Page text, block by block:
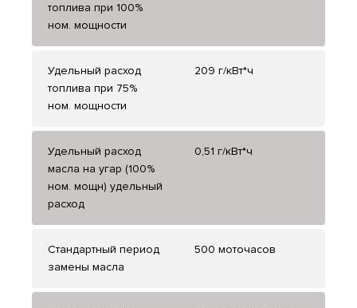
топлива при 100%
ном. мощности
Удельный расход
топлива при 75%
ном. мощности
209 г/кВт*ч
Удельный расход
масла на угар (100%
ном. мощн) удельный
расход
0,51 г/кВт*ч
Стандартный период
замены масла
500 моточасов